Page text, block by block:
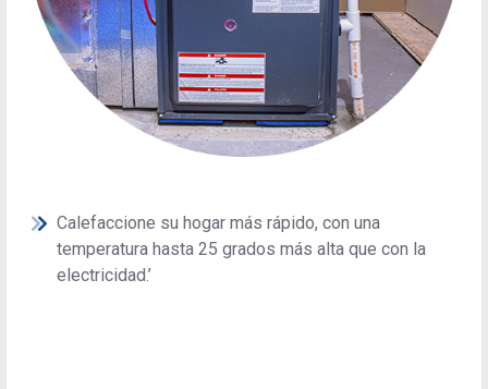
Calefaccione su hogar más rápido, con una
temperatura hasta 25 grados más alta que con la
electricidad.’